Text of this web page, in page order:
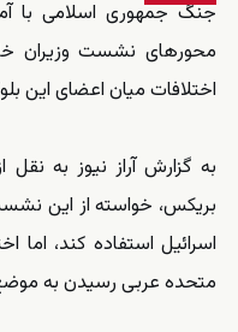
جنگ جمهوری اسلامی با
محورهای نشست وزیران
اختلافات میان اعضای این
به گزارش آراز نیوز به نقل
بریکس، خواسته از این
اسرائیل استفاده کند، اما
متحده عربی رسیدن به